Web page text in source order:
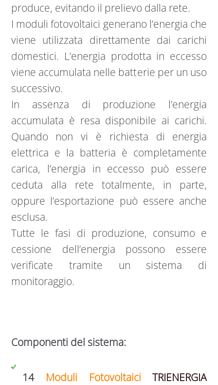
produce, evitando il prelievo dalla rete.
I moduli fotovoltaici generano l’energia che
viene utilizzata direttamente dai carichi
domestici. L’energia prodotta in eccesso
viene accumulata nelle batterie per un uso
successivo.
In assenza di produzione l’energia
accumulata è resa disponibile ai carichi.
Quando non vi è richiesta di energia
elettrica e la batteria è completamente
carica, l’energia in eccesso può essere
ceduta alla rete totalmente, in parte,
oppure l’esportazione può essere anche
esclusa.
Tutte le fasi di produzione, consumo e
cessione dell’energia possono essere
verificate tramite un sistema di
monitoraggio.
Componenti del sistema:
14 Moduli Fotovoltaici
TRIENERGIA